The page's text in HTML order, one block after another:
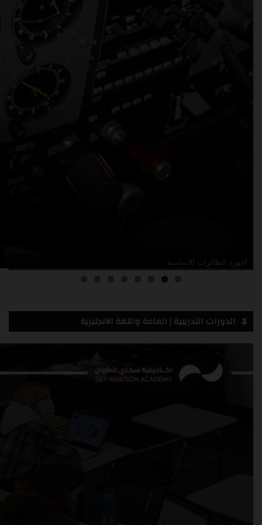
مقدمة في قائمة الحد الأدنى للأعطال
الدورات التدريبية | العامة واللغة الانجليزية